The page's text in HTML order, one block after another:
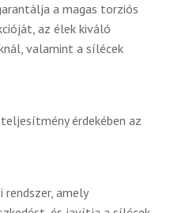
a magas torziós
az élek kiváló
valamint a sílécek
érdekében az
amely